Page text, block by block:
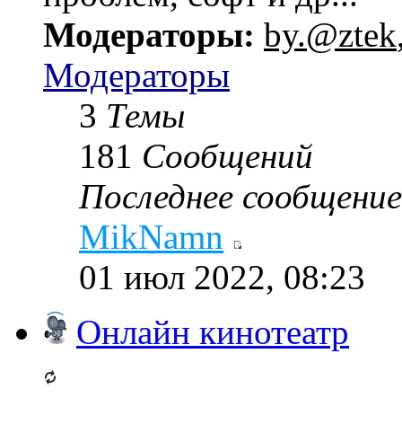
Модераторы: by.@ztek
Модераторы
3 Темы
181 Сообщений
Последнее сообщение
MikNamn
01 июл 2022, 08:23
Онлайн кинотеатр